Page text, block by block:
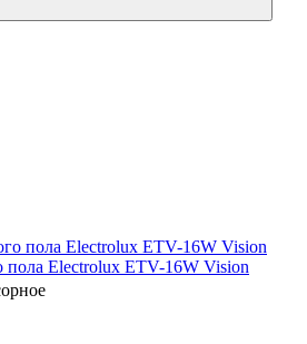
пола Electrolux ETV-16W Vision